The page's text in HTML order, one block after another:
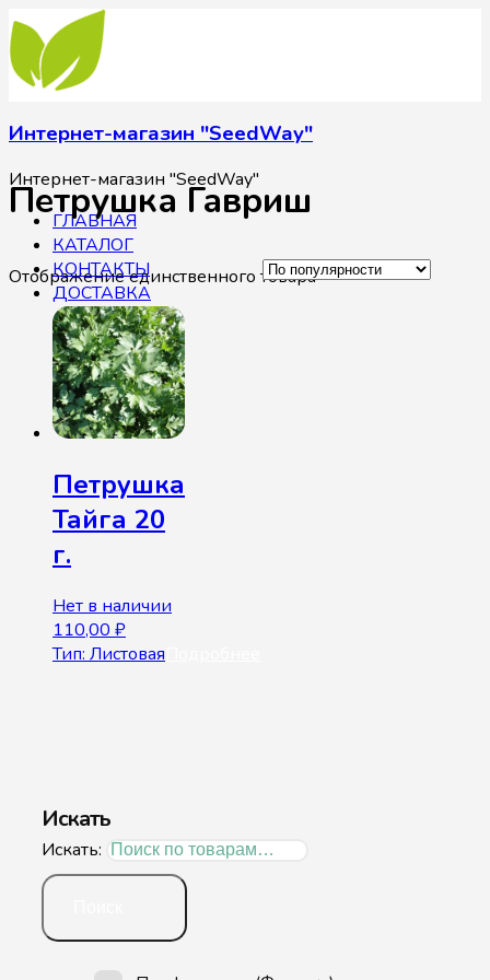
Интернет-магазин "SeedWay"
Интернет-магазин "SeedWay"
ГЛАВНАЯ
КАТАЛОГ
КОНТАКТЫ
ДОСТАВКА
Петрушка Гавриш
Отображение единственного товара
Петрушка
Тайга 20
г.
Нет в наличии
110,00 ₽
Тип: Листовая
Искать
Искать: